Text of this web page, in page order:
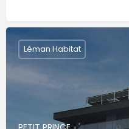
Léman Habitat